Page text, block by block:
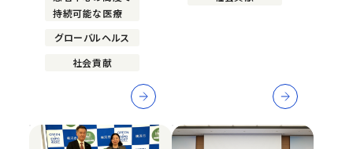
持続可能な医療
グローバルヘルス
社会貢献